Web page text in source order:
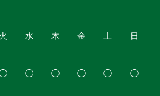
火 水 木 金 土 日
◯ ◯ ◯ ◯ ◯